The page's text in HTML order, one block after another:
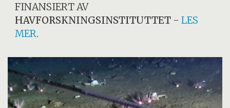
FINANSIERT AV
HAVFORSKNINGSINSTITUTTET -LES
MER.